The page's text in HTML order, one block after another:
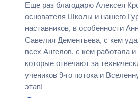
Еще раз благодарю Алексея
основателя Школы и нашего
наставников, в особенности
Савелия Дементьева, с кем
всех Ангелов, с кем работала
которые отвечают за
учеников 9-го потока и
этап!